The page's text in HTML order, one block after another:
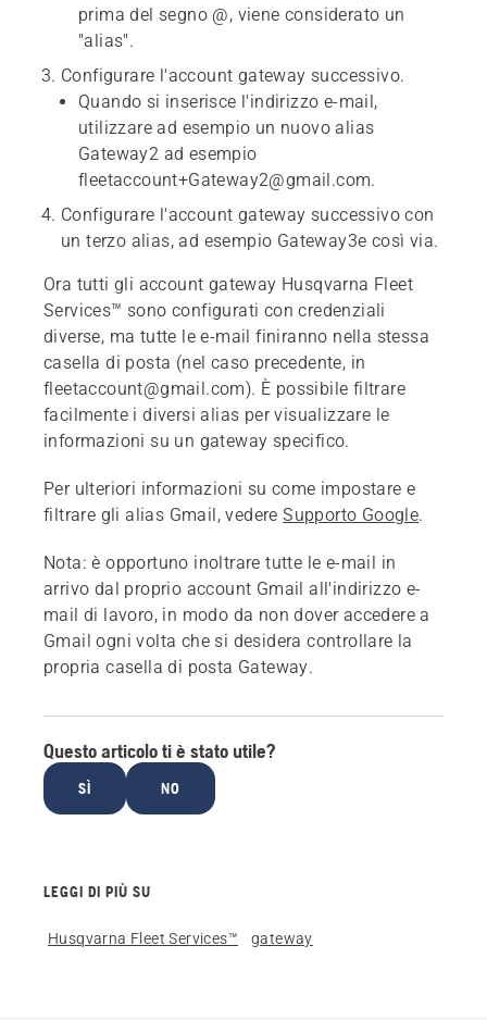
prima del segno @, viene considerato un
"alias".
Configurare l'account gateway successivo.
Quando si inserisce l'indirizzo e-mail,
utilizzare ad esempio un nuovo alias
Gateway2 ad esempio
fleetaccount+Gateway2@gmail.com.
Configurare l'account gateway successivo con
un terzo alias, ad esempio Gateway3e così via.
Ora tutti gli account gateway Husqvarna Fleet
Services™ sono configurati con credenziali
diverse, ma tutte le e-mail finiranno nella stessa
casella di posta (nel caso precedente, in
fleetaccount@gmail.com). È possibile filtrare
facilmente i diversi alias per visualizzare le
informazioni su un gateway specifico.
Per ulteriori informazioni su come impostare e
filtrare gli alias Gmail, vedereSupporto Google.
Nota: è opportuno inoltrare tutte le e-mail in
arrivo dal proprio account Gmail all'indirizzo e-
mail di lavoro, in modo da non dover accedere a
Gmail ogni volta che si desidera controllare la
propria casella di posta Gateway.
Questo articolo ti è stato utile?
SÌ NO
LEGGI DI PIÙ SU
Husqvarna Fleet Services™ gateway